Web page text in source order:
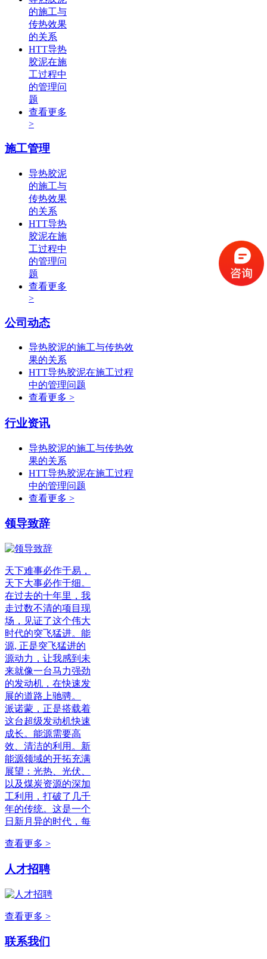
的施工与
传热效果
的关系
HTT导热
胶泥在施
工过程中
的管理问
题
查看更多
>
施工管理
导热胶泥
的施工与
传热效果
的关系
HTT导热
胶泥在施
工过程中
的管理问
题
查看更多
>
公司动态
导热胶泥的施工与传热效
果的关系
HTT导热胶泥在施工过程
中的管理问题
查看更多 >
行业资讯
导热胶泥的施工与传热效
果的关系
HTT导热胶泥在施工过程
中的管理问题
查看更多 >
领导致辞
天下难事必作于易，
天下大事必作于细。
在过去的十年里，我
走过数不清的项目现
场，见证了这个伟大
时代的突飞猛进。能
源, 正是突飞猛进的
源动力，让我感到未
来就像一台马力强劲
的发动机，在快速发
展的道路上驰骋。
派诺蒙，正是搭载着
这台超级发动机快速
成长。能源需要高
效、清洁的利用。新
能源领域的开拓充满
展望：光热、光伏、
以及煤炭资源的深加
工利用，打破了几千
年的传统。这是一个
日新月异的时代，每
查看更多 >
人才招聘
查看更多 >
联系我们